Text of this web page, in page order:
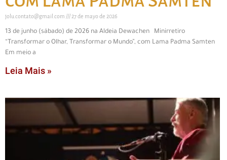
jolu.contato@gmail.com 27 de mayo de 2026
13 de junho (sábado) de 2026 na Aldeia Dewachen Minirretiro
“Transformar o Olhar, Transformar o Mundo”, com Lama Padma Samten
Em meio a
Leia Mais »